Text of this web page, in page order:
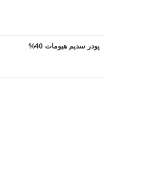
پودر سدیم هیومات 40%